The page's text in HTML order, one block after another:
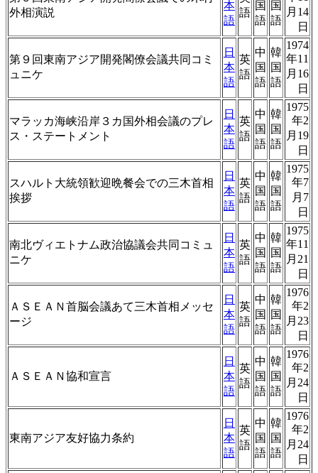
外相演説
本
語
語
国
語
国
語
月14
日
第９回東南アジア開発閣僚会議共同コミ
ュニケ
日
本
語
英
語
中
国
語
韓
国
語
1974
年11
月16
日
マラッカ海峡沿岸３カ国外相会議のプレ
ス・ステートメント
日
本
語
英
語
中
国
語
韓
国
語
1975
年2
月19
日
スハルト大統領歓迎晩餐会での三木首相
挨拶
日
本
語
英
語
中
国
語
韓
国
語
1975
年7
月7
日
南北ヴィエトナム政治協議会共同コミュ
ニケ
日
本
語
英
語
中
国
語
韓
国
語
1975
年11
月21
日
ＡＳＥＡＮ首脳会議あて三木首相メッセ
ージ
日
本
語
英
語
中
国
語
韓
国
語
1976
年2
月23
日
ＡＳＥＡＮ協和宣言
日
本
語
英
語
中
国
語
韓
国
語
1976
年2
月24
日
東南アジア友好協力条約
日
本
語
英
語
中
国
語
韓
国
語
1976
年2
月24
日